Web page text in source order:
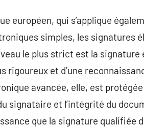
européen, qui s’applique
simples, les signatures
le plus strict est la
rigoureux et d’une
avancée, elle, est
signataire et l’intégrité du
que la signature qualifiée